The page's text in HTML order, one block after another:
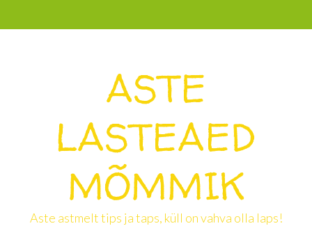
ASTE
LASTEAED
MÕMMIK
Aste astmelt tips ja taps, küll on vahva olla laps!